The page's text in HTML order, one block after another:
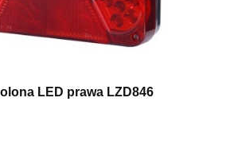
LED prawa LZD846